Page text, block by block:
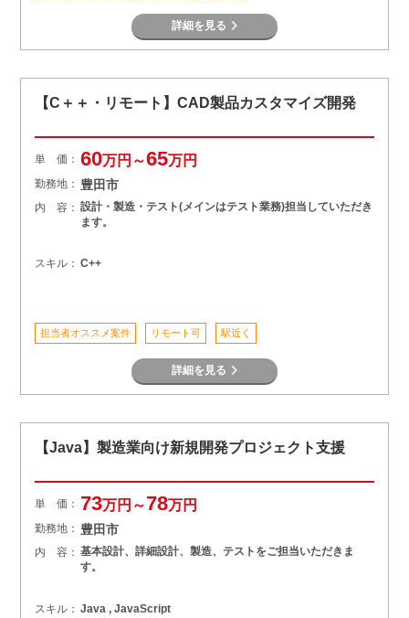
詳細を見る
【C＋＋・リモート】CAD製品カスタマイズ開発
単 価： 60万円～65万円
勤務地： 豊田市
内 容： 設計・製造・テスト(メインはテスト業務)担当していただき
ます。
スキル： C++
担当者オススメ案件 リモート可 駅近く
詳細を見る
【Java】製造業向け新規開発プロジェクト支援
単 価： 73万円～78万円
勤務地： 豊田市
内 容： 基本設計、詳細設計、製造、テストをご担当いただきま
す。
スキル： Java , JavaScript